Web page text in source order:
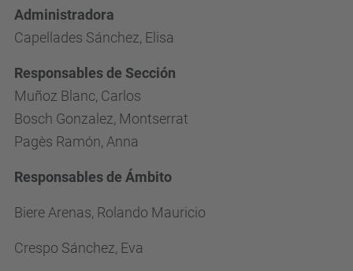
Administradora
Capellades Sánchez, Elisa
Responsables de Sección
Muñoz Blanc, Carlos
Bosch Gonzalez, Montserrat
Pagès Ramón, Anna
Responsables de Ámbito
Biere Arenas, Rolando Mauricio
Crespo Sánchez, Eva